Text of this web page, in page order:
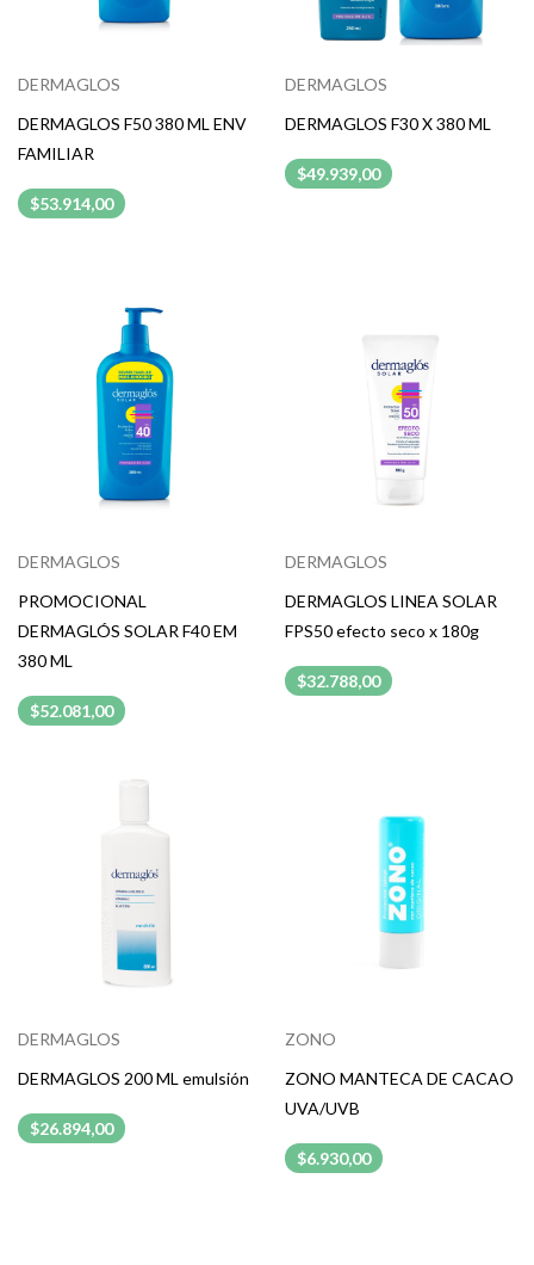
DERMAGLOS
DERMAGLOS F50 380 ML ENV
FAMILIAR
$53.914,00
DERMAGLOS
DERMAGLOS F30 X 380 ML
$49.939,00
DERMAGLOS
PROMOCIONAL
DERMAGLÓS SOLAR F40 EM
380 ML
$52.081,00
DERMAGLOS
DERMAGLOS LINEA SOLAR
FPS50 efecto seco x 180g
$32.788,00
DERMAGLOS
DERMAGLOS 200 ML emulsión
$26.894,00
ZONO
ZONO MANTECA DE CACAO
UVA/UVB
$6.930,00